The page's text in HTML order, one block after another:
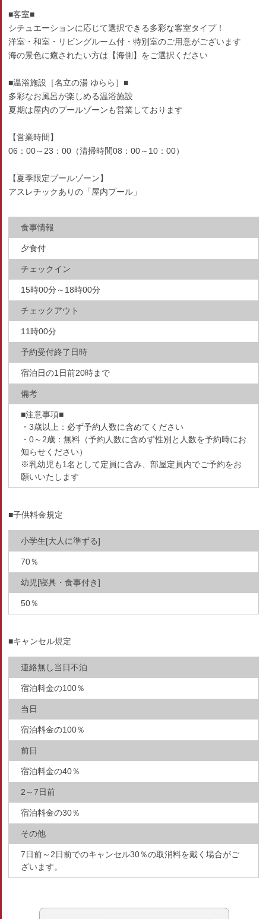
■客室■
シチュエーションに応じて選択できる多彩な客室タイプ！
洋室・和室・リビングルーム付・特別室のご用意がございます
海の景色に癒されたい方は【海側】をご選択ください
■温浴施設［名立の湯 ゆらら］■
多彩なお風呂が楽しめる温浴施設
夏期は屋内のプールゾーンも営業しております
【営業時間】
06：00～23：00（清掃時間08：00～10：00）
【夏季限定プールゾーン】
アスレチックありの「屋内プール」
食事情報
夕食付
チェックイン
15時00分～18時00分
チェックアウト
11時00分
予約受付終了日時
宿泊日の1日前20時まで
備考
■注意事項■
・3歳以上：必ず予約人数に含めてください
・0～2歳：無料（予約人数に含めず性別と人数を予約時にお
知らせください）
※乳幼児も1名として定員に含み、部屋定員内でご予約をお
願いいたします
■子供料金規定
小学生[大人に準ずる]
70％
幼児[寝具・食事付き]
50％
■キャンセル規定
連絡無し当日不泊
宿泊料金の100％
当日
宿泊料金の100％
前日
宿泊料金の40％
2～7日前
宿泊料金の30％
その他
7日前～2日前でのキャンセル30％の取消料を戴く場合がご
ざいます。